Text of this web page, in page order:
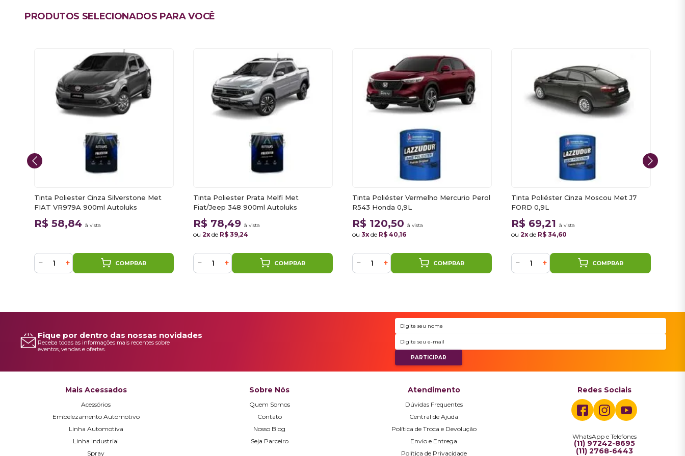
PRODUTOS SELECIONADOS PARA VOCÊ
Tinta Poliester Cinza Silverstone Met
FIAT VR979A 900ml Autoluks
R$ 58,84 à vista
− + COMPRAR
Tinta Poliester Prata Melfi Met
Fiat/Jeep 348 900ml Autoluks
R$ 78,49 à vista
ou 2x de R$ 39,24
− + COMPRAR
Tinta Poliéster Vermelho Mercurio Perol
R543 Honda 0,9L
R$ 120,50 à vista
ou 3x de R$ 40,16
− + COMPRAR
Tinta Poliéster Cinza Moscou Met J7
FORD 0,9L
R$ 69,21 à vista
ou 2x de R$ 34,60
− + COMPRAR
Fique por dentro das nossas novidades
Receba todas as informações mais recentes sobre
eventos, vendas e ofertas.
Mais Acessados
Acessórios
Embelezamento Automotivo
Linha Automotiva
Linha Industrial
Spray
Sobre Nós
Quem Somos
Contato
Nosso Blog
Seja Parceiro
Atendimento
Dúvidas Frequentes
Central de Ajuda
Política de Troca e Devolução
Envio e Entrega
Política de Privacidade
Redes Sociais
WhatsApp e Telefones
(11) 97242-8695
(11) 2768-6443